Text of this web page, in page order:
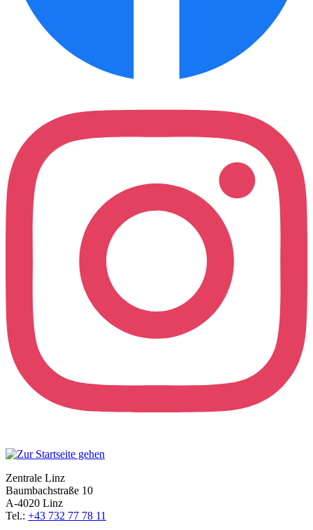
Zentrale Linz
Baumbachstraße 10
A-4020 Linz
Tel.: +43 732 77 78 11